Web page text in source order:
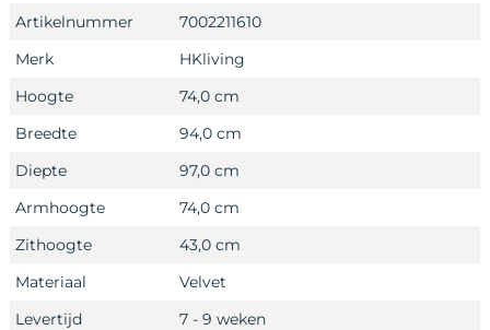
Artikelnummer
7002211610
Merk
HKliving
Hoogte
74,0 cm
Breedte
94,0 cm
Diepte
97,0 cm
Armhoogte
74,0 cm
Zithoogte
43,0 cm
Materiaal
Velvet
Levertijd
7 - 9 weken